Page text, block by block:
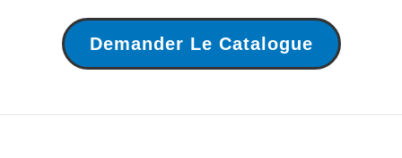
Demander Le Catalogue